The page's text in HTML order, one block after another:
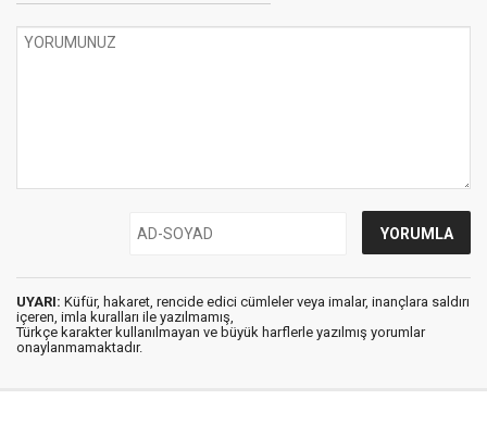
UYARI: Küfür, hakaret, rencide edici cümleler veya imalar, inançlara saldırı
içeren, imla kuralları ile yazılmamış,
Türkçe karakter kullanılmayan ve büyük harflerle yazılmış yorumlar
onaylanmamaktadır.